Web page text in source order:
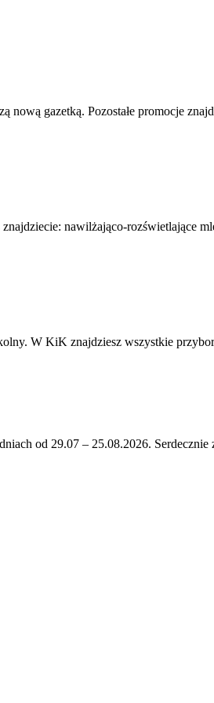
gazetką. Pozostałe promocje
nawilżająco-rozświetlające
W KiK znajdziesz wszystkie
od 29.07 – 25.08.2026. Serdecznie